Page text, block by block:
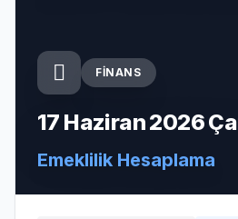
FINANS
17 Haziran 2026
Emeklilik Hesaplama